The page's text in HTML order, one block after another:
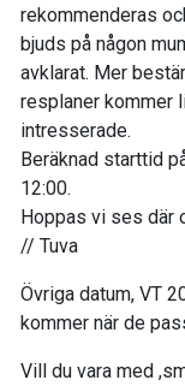
rekommenderas
bjuds på någon
avklarat. Mer
resplaner kommer
intresserade.
Beräknad starttid
12:00.
Hoppas vi ses där
// Tuva
Övriga datum, VT
kommer när de
Vill du vara med